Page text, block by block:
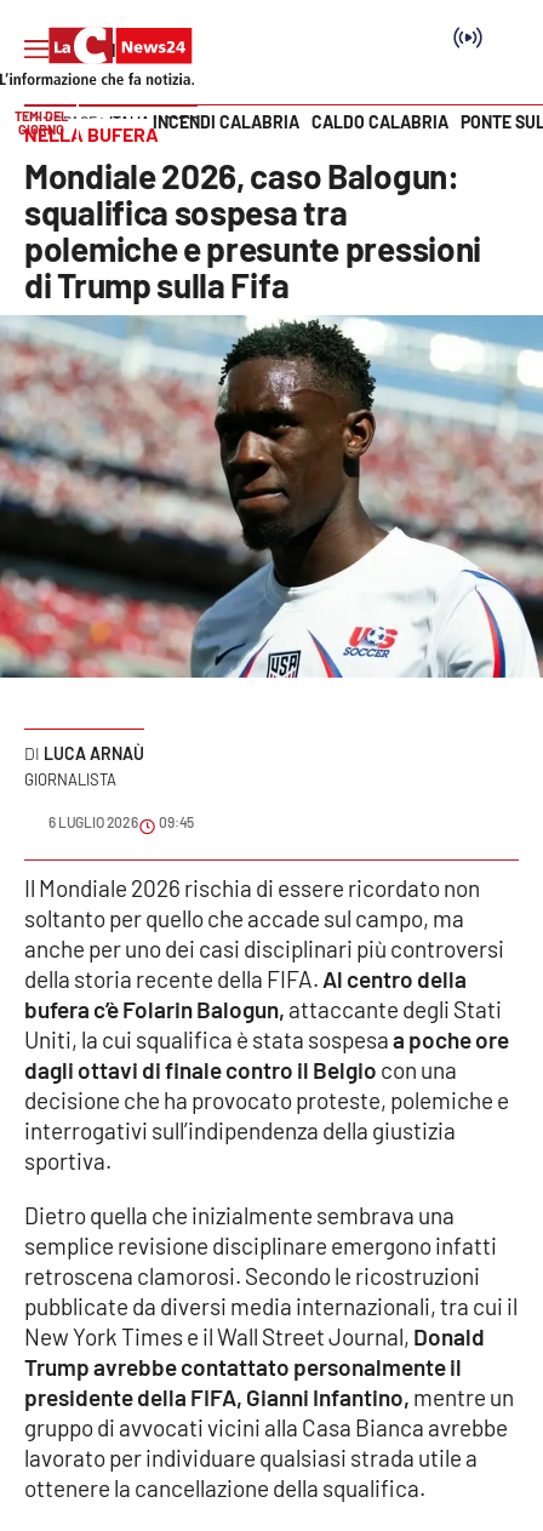
SEZIONI
Cronaca
Politica
Attualità
Economia e lavoro
Italia Mondo
Sanità
Sport
Cultura
Podcast
VIDEO
Ambiente
Cronaca
Cultura
Politica
Sanità
Società
Sport
Vai
TEMI DEL
GIORNO
INCENDI CALABRIA CALDO CALABRIA PONTE
HOME PAGE ITALIA MONDO
NELLA BUFERA
Mondiale 2026, caso Balogun:
squalifica sospesa tra
polemiche e presunte pressioni
di Trump sulla Fifa
LUCA ARNAÙ
GIORNALISTA
6 LUGLIO 2026 09:45
Il Mondiale 2026 rischia di essere ricordato non
soltanto per quello che accade sul campo, ma
anche per uno dei casi disciplinari più controversi
della storia recente della FIFA. Al centro della
bufera c’è Folarin Balogun, attaccante degli Stati
Uniti, la cui squalifica è stata sospesaa poche ore
dagli ottavi di finale contro il Belgio con una
decisione che ha provocato proteste, polemiche e
interrogativi sull’indipendenza della giustizia
sportiva.
Dietro quella che inizialmente sembrava una
semplice revisione disciplinare emergono infatti
retroscena clamorosi. Secondo le ricostruzioni
pubblicate da diversi media internazionali, tra cui il
New York Times e il Wall Street Journal, Donald
Trump avrebbe contattato personalmente il
presidente della FIFA, Gianni Infantino, mentre un
gruppo di avvocati vicini alla Casa Bianca avrebbe
lavorato per individuare qualsiasi strada utile a
ottenere la cancellazione della squalifica.